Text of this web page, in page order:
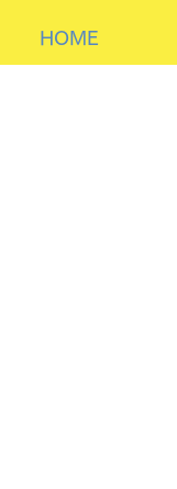
HOME